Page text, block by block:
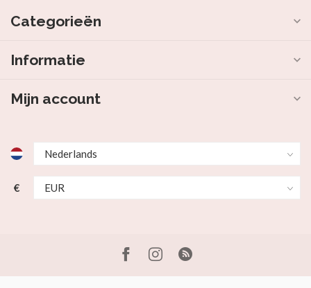
Categorieën
Informatie
Mijn account
€